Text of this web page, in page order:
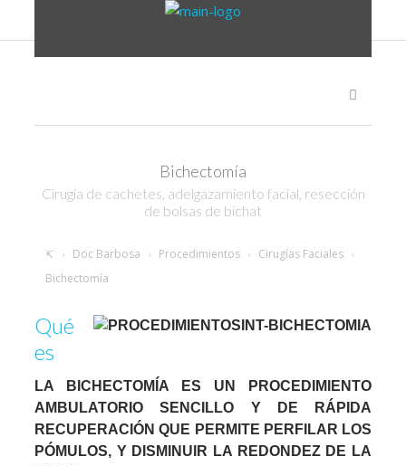
Bichectomía
Cirugía de cachetes, adelgazamiento facial, resección
de bolsas de bichat
Doc Barbosa Procedimientos
Cirugías Faciales
Bichectomía
Qué
es
LA BICHECTOMÍA ES UN PROCEDIMIENTO
AMBULATORIO SENCILLO Y DE RÁPIDA
RECUPERACIÓN QUE PERMITE PERFILAR LOS
PÓMULOS, Y DISMINUIR LA REDONDEZ DE LA